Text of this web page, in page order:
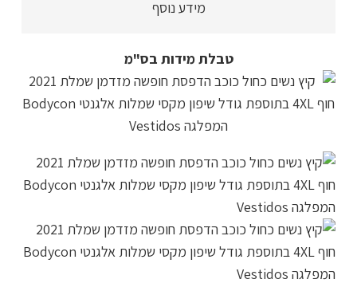
בצבע
צהוב
כחול
מידע נוסף
טבלת מידות בס"מ